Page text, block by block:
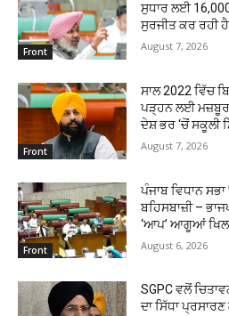
Front
ਸੁਧਾਰ ਲਈ
ਸੁਰਜੀਤ ਕਰ ਰਹੀ
August 7, 2026
Front
ਸਾਲ 2022 ਵਿੱਚ
ਪੜ੍ਹਨ ਲਈ
ਦੇਸ਼ ਭਰ ‘ਚੋਂ ਸਕੂਲੀ
August 7, 2026
Front
ਪੰਜਾਬ ਵਿਧਾਨ
ਬਹਿਸਬਾਜ਼ੀ –
‘ਆਪ’ ਆਗੂਆਂ
August 6, 2026
SGPC ਵਲੋਂ
ਦਾ ਸਿੱਧਾ